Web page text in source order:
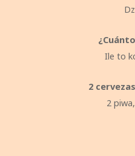
Ile to
2
2